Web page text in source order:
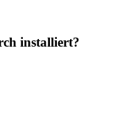
installiert?